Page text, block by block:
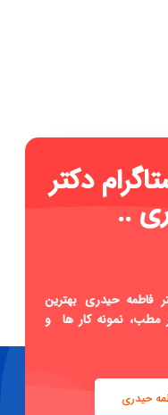
دکتر
...
فاطمه حیدری بهترین
مطب، نمونه کار ها و
حیدری